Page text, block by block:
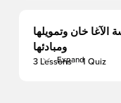
برامج
مؤسسة
الآغا
خان
مؤسسة الآغا خان وتمويلها
ومبادئها
3 Lessons | 1 Quiz
Expandالوحدة